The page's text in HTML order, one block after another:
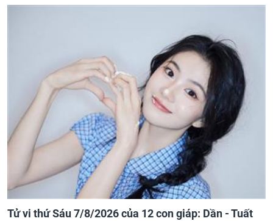
Tử vi thứ Sáu 7/8/2026 của 12 con giáp: Dần - Tuất